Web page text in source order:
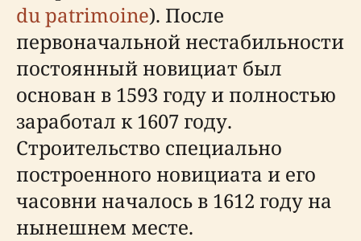
du patrimoine). После
первоначальной нестабильности
постоянный новициат был
основан в 1593 году и полностью
заработал к 1607 году.
Строительство специально
построенного новициата и его
часовни началось в 1612 году на
нынешнем месте.